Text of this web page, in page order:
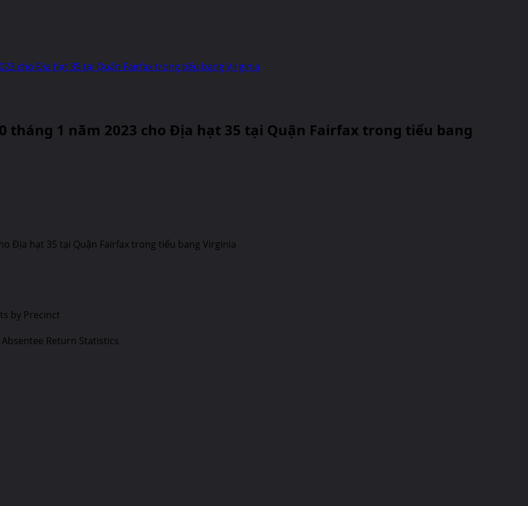
cho Địa hạt 35 tại Quận Fairfax trong tiểu bang Virginia
tháng 1 năm 2023 cho Địa hạt 35 tại Quận Fairfax trong tiểu bang
Địa hạt 35 tại Quận Fairfax trong tiểu bang Virginia
by Precinct
Return Statistics